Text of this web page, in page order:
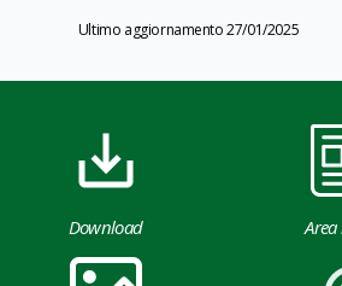
Ultimo aggiornamento 27/01/2025
Download